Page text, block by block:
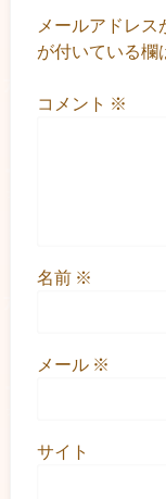
メールアドレス
が付いている欄
コメント ※
名前 ※
メール ※
サイト